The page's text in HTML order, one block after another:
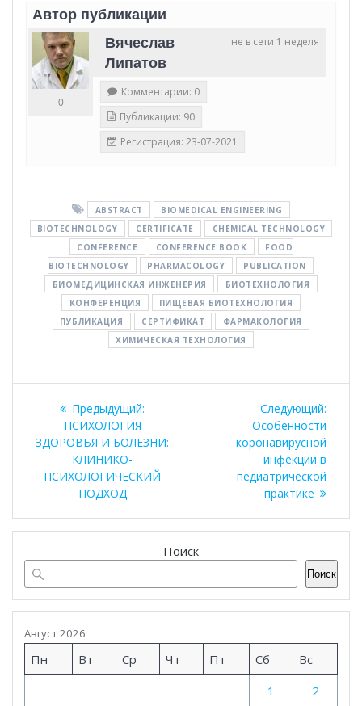
Автор публикации
не в сети 1 неделя
Вячеслав
Липатов
0
Комментарии: 0
Публикации: 90
Регистрация: 23-07-2021
ABSTRACT
BIOMEDICAL ENGINEERING
BIOTECHNOLOGY
CERTIFICATE
CHEMICAL TECHNOLOGY
CONFERENCE
CONFERENCE BOOK
FOOD
BIOTECHNOLOGY
PHARMACOLOGY
PUBLICATION
БИОМЕДИЦИНСКАЯ ИНЖЕНЕРИЯ
БИОТЕХНОЛОГИЯ
КОНФЕРЕНЦИЯ
ПИЩЕВАЯ БИОТЕХНОЛОГИЯ
ПУБЛИКАЦИЯ
СЕРТИФИКАТ
ФАРМАКОЛОГИЯ
ХИМИЧЕСКАЯ ТЕХНОЛОГИЯ
Навигация
по
записям
Предыдущий:
ПСИХОЛОГИЯ
ЗДОРОВЬЯ И БОЛЕЗНИ:
КЛИНИКО-
ПСИХОЛОГИЧЕСКИЙ
ПОДХОД
Следующий:
Особенности
коронавирусной
инфекции в
педиатрической
практике
Поиск
Поиск
Август 2026
Пн Вт Ср Чт Пт Сб
Вс
1
2